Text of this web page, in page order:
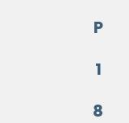
P
1
8